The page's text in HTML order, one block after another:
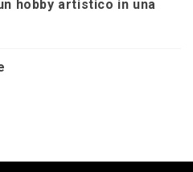
hobby artistico in una